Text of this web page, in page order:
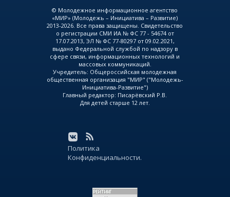
© Молодежное информационное агентство
«МИР» (Молодежь – Инициатива – Развитие)
2013-2026. Все права защищены. Свидетельство
о регистрации СМИ ИА № ФС 77 - 54674 от
17.07.2013, ЭЛ № ФС 77-80297 от 09.02.2021,
выдано Федеральной службой по надзору в
сфере связи, информационных технологий и
массовых коммуникаций.
Учредитель: Общероссийская молодежная
общественная организация "МИР" ("Молодежь-
Инициатива-Развитие")
Главный редактор: Писарёвский Р.В.
Для детей старше 12 лет.
Политика
Конфиденциальности.